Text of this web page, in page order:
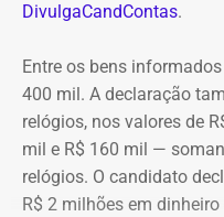
DivulgaCandContas.
Entre os bens
400 mil. A declaração
relógios, nos valores de
mil e R$ 160 mil —
relógios. O candidato
R$ 2 milhões em